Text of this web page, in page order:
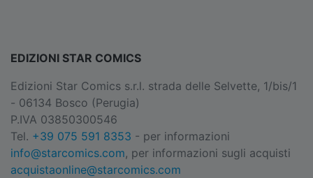
EDIZIONI STAR COMICS
Edizioni Star Comics s.r.l. strada delle Selvette, 1/bis/1
- 06134 Bosco (Perugia)
P.IVA 03850300546
Tel. +39 075 591 8353 - per informazioni
info@starcomics.com, per informazioni sugli acquisti
acquistaonline@starcomics.com